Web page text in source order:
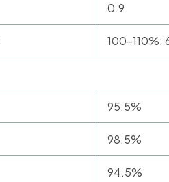
0.9
100-110%:
95.5%
98.5%
94.5%